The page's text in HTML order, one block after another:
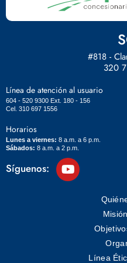
#818 -
320
Línea de atención al usuario
604 - 520 9300 Ext. 180 - 156
Cel. 310 697 1556
Horarios
Lunes a viernes: 8 a.m. a 6 p.m.
Sábados: 8 a.m. a 2 p.m.
Síguenos:
Línea